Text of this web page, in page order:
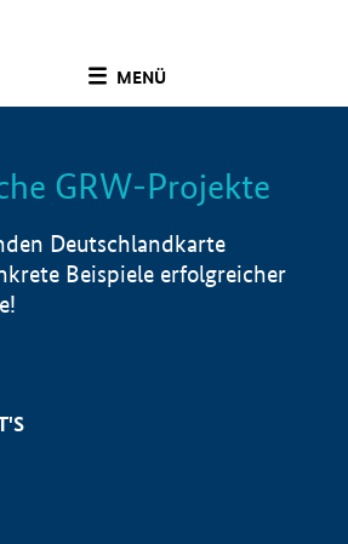
MENÜ
Info
GRW-Projekte
Deutschlandkarte
Beispiele erfolgreicher